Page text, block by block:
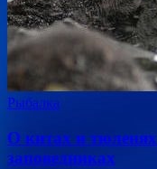
Рыбалка
О китах и
заповедниках